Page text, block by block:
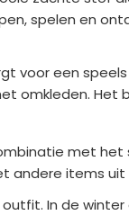
spelen en
voor een
omkleden.
met
items
In de